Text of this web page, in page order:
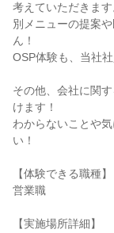
考えていただきます
別メニューの提案
ん！
OSP体験も、当社
その他、会社に関
けます！
わからないことや
い！
【体験できる職種】
営業職
【実施場所詳細】